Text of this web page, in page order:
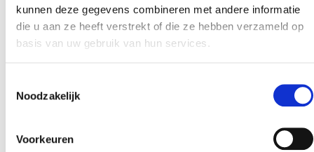
kunnen deze gegevens combineren met andere informatie
die u aan ze heeft verstrekt of die ze hebben verzameld op
basis van uw gebruik van hun services.
Noodzakelijk
Voorkeuren
İzomalt Üreticisi
şekerinden türetilen, düşük kalori içeriği ve düşük
türüdür ve diyabetik dostu formülasyonlar da dahil